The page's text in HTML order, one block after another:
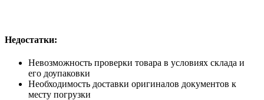
Недостатки:
Невозможность проверки товара в условиях склада и
его доупаковки
Необходимость доставки оригиналов документов к
месту погрузки